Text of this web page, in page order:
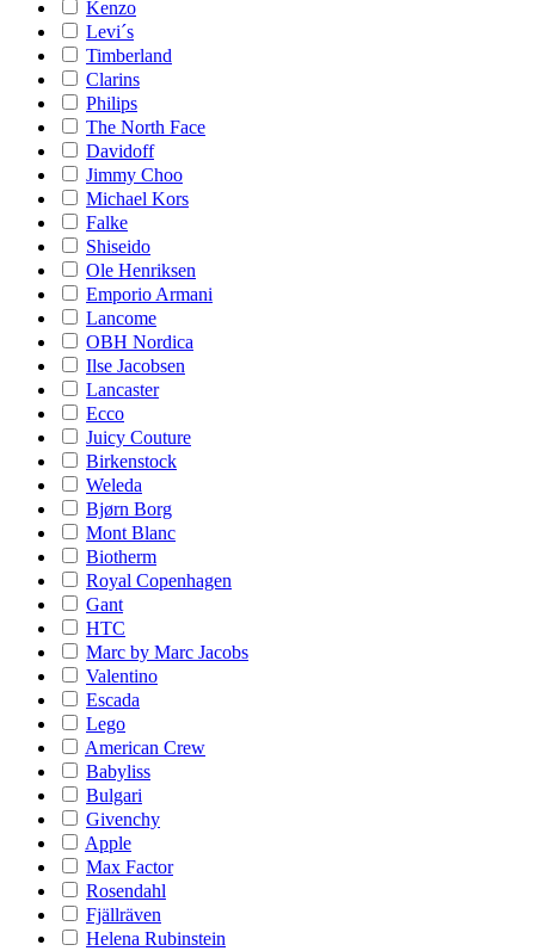
Kenzo
Levi´s
Timberland
Clarins
Philips
The North Face
Davidoff
Jimmy Choo
Michael Kors
Falke
Shiseido
Ole Henriksen
Emporio Armani
Lancome
OBH Nordica
Ilse Jacobsen
Lancaster
Ecco
Juicy Couture
Birkenstock
Weleda
Bjørn Borg
Mont Blanc
Biotherm
Royal Copenhagen
Gant
HTC
Marc by Marc Jacobs
Valentino
Escada
Lego
American Crew
Babyliss
Bulgari
Givenchy
Apple
Max Factor
Rosendahl
Fjällräven
Helena Rubinstein